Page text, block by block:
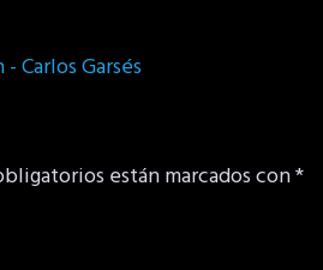
Carlos Garsés
están marcados con*